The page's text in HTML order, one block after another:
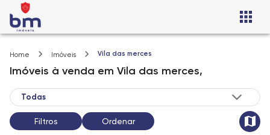
Home Imóveis Vila das merces
Imóveis à venda em Vila das merces,
Filtros Ordenar